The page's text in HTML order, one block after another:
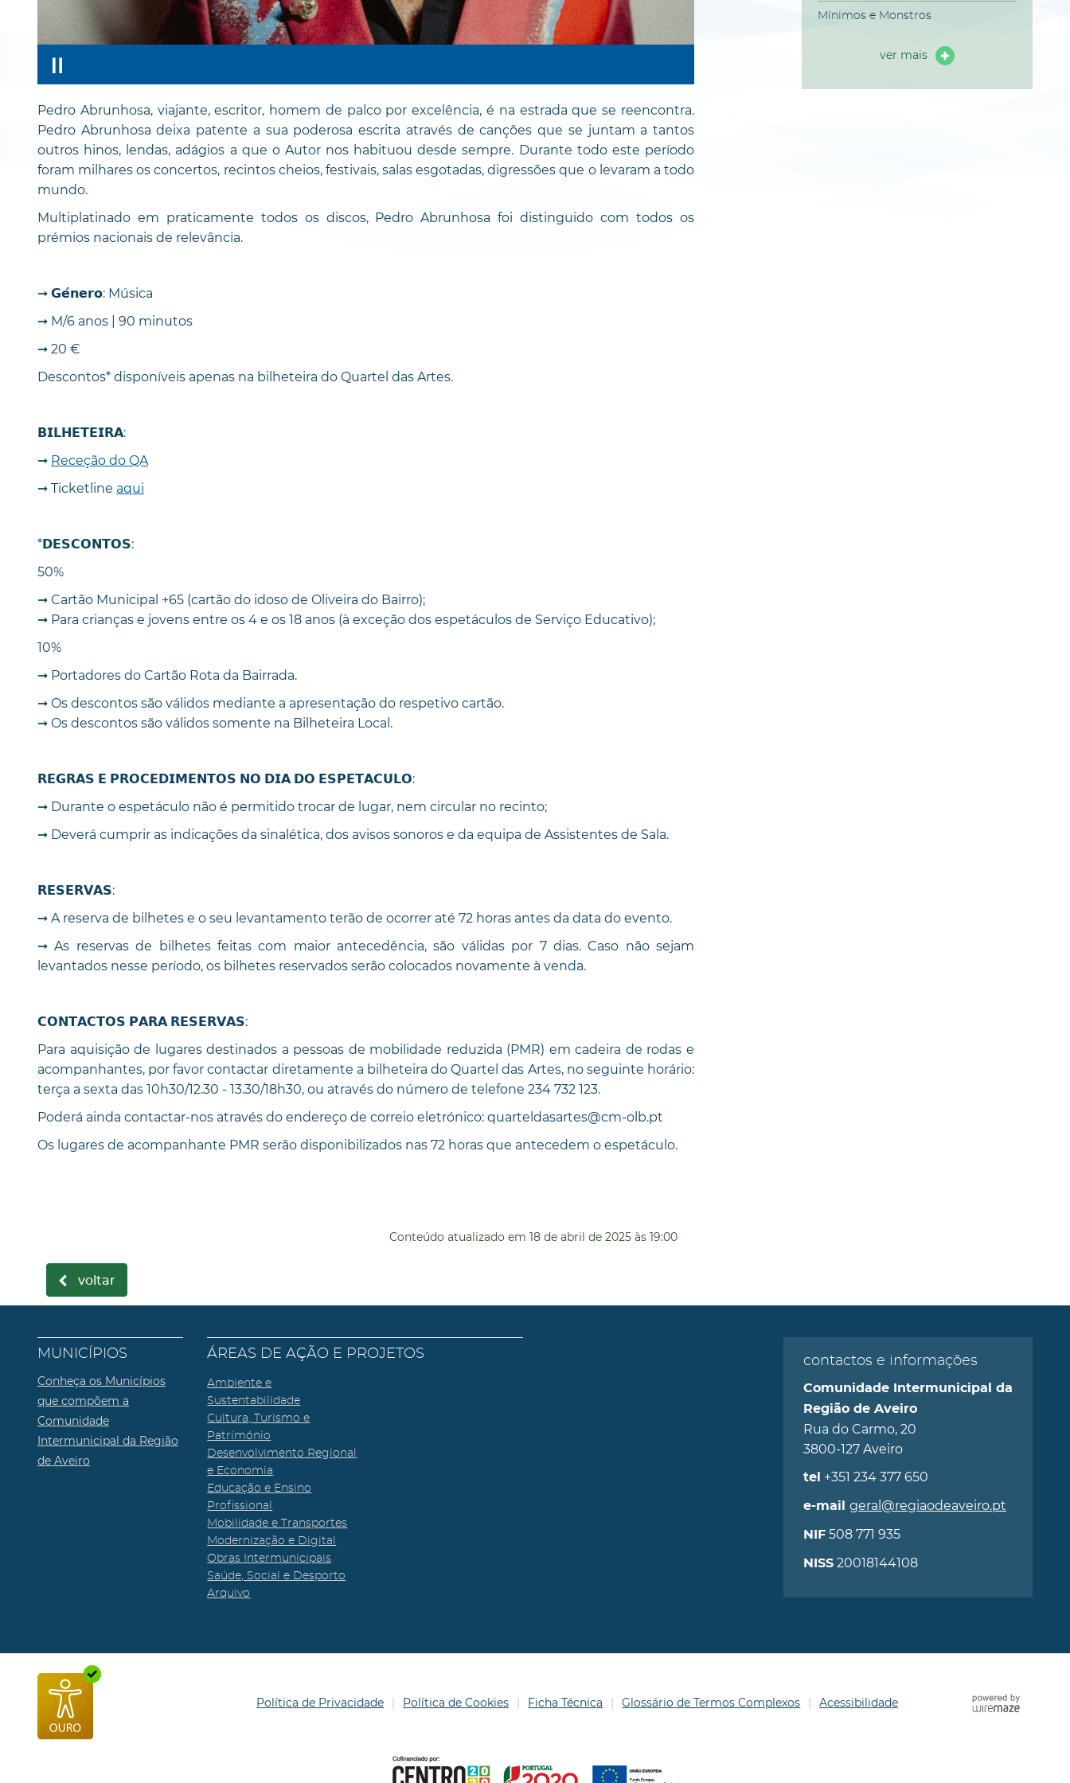
Pedro Abrunhosa, viajante, escritor, homem de palco por excelência, é na estrada que se reencontra.
Pedro Abrunhosa deixa patente a sua poderosa escrita através de canções que se juntam a tantos
outros hinos, lendas, adágios a que o Autor nos habituou desde sempre. Durante todo este período
foram milhares os concertos, recintos cheios, festivais, salas esgotadas, digressões que o levaram a todo
mundo.
Multiplatinado em praticamente todos os discos, Pedro Abrunhosa foi distinguido com todos os
prémios nacionais de relevância.
➞ 𝗚𝗲́𝗻𝗲𝗿𝗼: Música
➞ M/6 anos | 90 minutos
➞ 20 €
Descontos* disponíveis apenas na bilheteira do Quartel das Artes.
𝗕𝗜𝗟𝗛𝗘𝗧𝗘𝗜𝗥𝗔:
➞ Receção do QA
➞ Ticketline aqui
*𝗗𝗘𝗦𝗖𝗢𝗡𝗧𝗢𝗦:
50%
➞ Cartão Municipal +65 (cartão do idoso de Oliveira do Bairro);
➞ Para crianças e jovens entre os 4 e os 18 anos (à exceção dos espetáculos de Serviço Educativo);
10%
➞ Portadores do Cartão Rota da Bairrada.
➞ Os descontos são válidos mediante a apresentação do respetivo cartão.
➞ Os descontos são válidos somente na Bilheteira Local.
𝗥𝗘𝗚𝗥𝗔𝗦 𝗘 𝗣𝗥𝗢𝗖𝗘𝗗𝗜𝗠𝗘𝗡𝗧𝗢𝗦 𝗡𝗢 𝗗𝗜𝗔 𝗗𝗢 𝗘𝗦𝗣𝗘𝗧𝗔𝗖𝗨𝗟𝗢:
➞ Durante o espetáculo não é permitido trocar de lugar, nem circular no recinto;
➞ Deverá cumprir as indicações da sinalética, dos avisos sonoros e da equipa de Assistentes de Sala.
𝗥𝗘𝗦𝗘𝗥𝗩𝗔𝗦:
➞ A reserva de bilhetes e o seu levantamento terão de ocorrer até 72 horas antes da data do evento.
➞ As reservas de bilhetes feitas com maior antecedência, são válidas por 7 dias. Caso não sejam
levantados nesse período, os bilhetes reservados serão colocados novamente à venda.
𝗖𝗢𝗡𝗧𝗔𝗖𝗧𝗢𝗦 𝗣𝗔𝗥𝗔 𝗥𝗘𝗦𝗘𝗥𝗩𝗔𝗦:
Para aquisição de lugares destinados a pessoas de mobilidade reduzida (PMR) em cadeira de rodas e
acompanhantes, por favor contactar diretamente a bilheteira do Quartel das Artes, no seguinte horário:
terça a sexta das 10h30/12.30 - 13.30/18h30, ou através do número de telefone 234 732 123.
Poderá ainda contactar-nos através do endereço de correio eletrónico: quarteldasartes@cm-olb.pt
Os lugares de acompanhante PMR serão disponibilizados nas 72 horas que antecedem o espetáculo.
Mínimos e Monstros
ver mais
Conteúdo atualizado em 18 de abril de 2025 às 19:00
voltar
MUNICÍPIOS
Conheça os Municípios
que compõem a
Comunidade
Intermunicipal da Região
de Aveiro
ÁREAS DE AÇÃO E PROJETOS
Ambiente e
Sustentabilidade
Cultura, Turismo e
Património
Desenvolvimento Regional
e Economia
Educação e Ensino
Profissional
Mobilidade e Transportes
Modernização e Digital
Obras Intermunicipais
Saúde, Social e Desporto
Arquivo
contactos e informações
Comunidade Intermunicipal da
Região de Aveiro
Rua do Carmo, 20
3800-127 Aveiro
tel +351 234 377 650
e-mail geral@regiaodeaveiro.pt
NIF508 771 935
NISS20018144108
Política de Privacidade Política de Cookies Ficha Técnica Glossário de Termos Complexos Acessibilidade